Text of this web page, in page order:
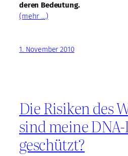
deren Bedeutung.
(mehr …)
1. November 2010
Die Risiken des
sind meine
geschützt?